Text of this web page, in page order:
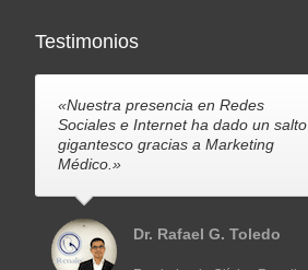
Testimonios
«Nuestra presencia en Redes
Sociales e Internet ha dado un salto
gigantesco gracias a Marketing
Médico.»
Dr. Rafael G. Toledo